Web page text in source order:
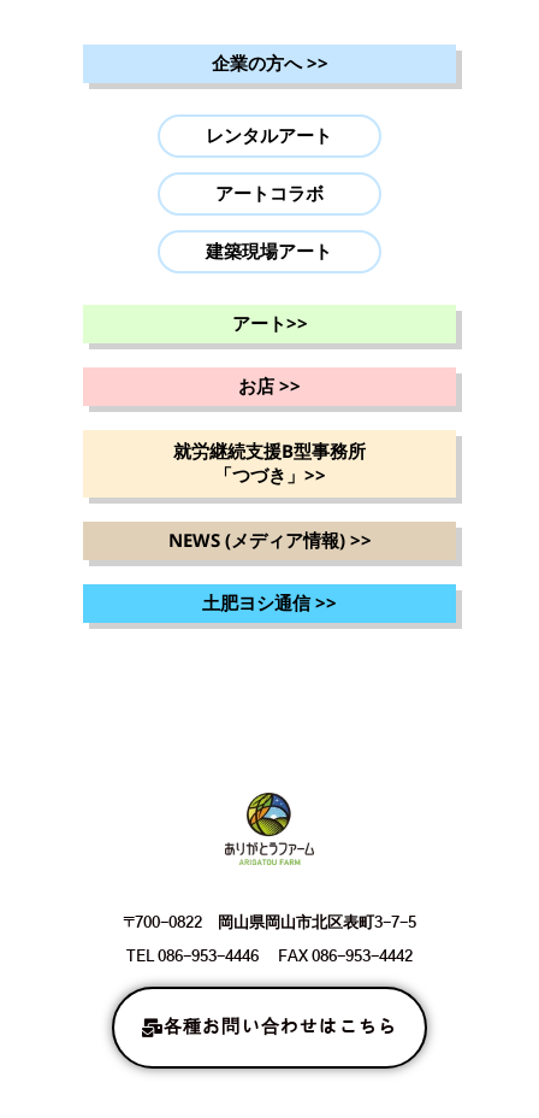
企業の方へ>>
レンタルアート
アートコラボ
建築現場アート
アート>>
お店>>
就労継続支援B型事務所
「つづき」 >>
NEWS (メディア情報)>>
土肥ヨシ通信>>
〒700-0822 岡山県岡山市北区表町3-7-5
TEL 086-953-4446 FAX 086-953-4442
各種お問い合わせはこちら